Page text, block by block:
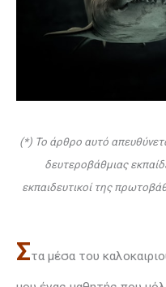
(*) Το άρθρο αυτό
δευτεροβάθμιας
εκπαιδευτικοί της
Στα μέσα του